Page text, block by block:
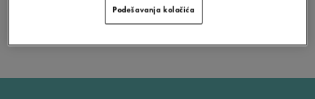
ŠTA MISLE O TOME
Podešavanja kolačića